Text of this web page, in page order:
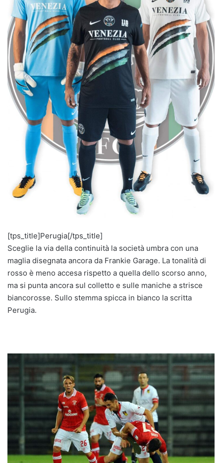
[tps_title]Perugia[/tps_title]
Sceglie la via della continuità la società umbra con una
maglia disegnata ancora da Frankie Garage. La tonalità di
rosso è meno accesa rispetto a quella dello scorso anno,
ma si punta ancora sul colletto e sulle maniche a strisce
biancorosse. Sullo stemma spicca in bianco la scritta
Perugia.